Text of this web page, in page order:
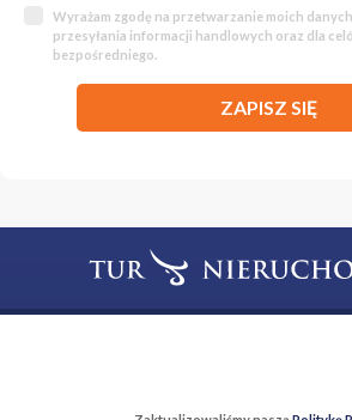
Wyrażam zgodę na przetwarzanie moich
przesyłania informacji handlowych oraz dla
bezpośredniego.
ZAPISZ SIĘ